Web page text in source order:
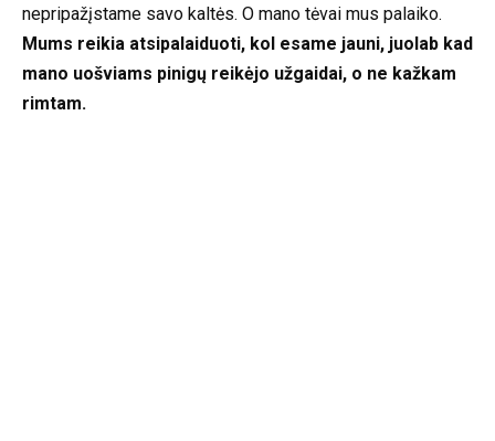
nepripažįstame savo kaltės. O mano tėvai mus palaiko.
Mums reikia atsipalaiduoti, kol esame jauni, juolab kad
mano uošviams pinigų reikėjo užgaidai, o ne kažkam
rimtam.